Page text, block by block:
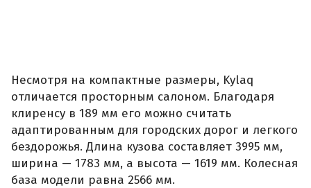
Несмотря на компактные размеры, Kylaq
отличается просторным салоном. Благодаря
клиренсу в 189 мм его можно считать
адаптированным для городских дорог и легкого
бездорожья. Длина кузова составляет 3995 мм,
ширина — 1783 мм, а высота — 1619 мм. Колесная
база модели равна 2566 мм.